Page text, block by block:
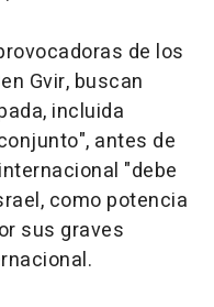
de los
Gvir, buscan
incluida
antes de
"debe
como potencia
sus graves